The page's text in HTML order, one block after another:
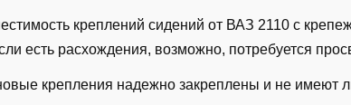
креплений сидений от ВАЗ 2110 с
есть расхождения, возможно, потребуется
крепления надежно закреплены и не имеют